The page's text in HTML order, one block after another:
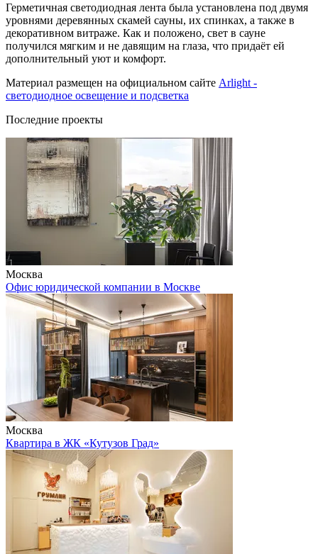
Герметичная светодиодная лента была установлена под двумя
уровнями деревянных скамей сауны, их спинках, а также в
декоративном витраже. Как и положено, свет в сауне
получился мягким и не давящим на глаза, что придаёт ей
дополнительный уют и комфорт.
Материал размещен на официальном сайте Arlight -
светодиодное освещение и подсветка
Последние проекты
Москва
Офис юридической компании в Москве
Москва
Квартира в ЖК «Кутузов Град»